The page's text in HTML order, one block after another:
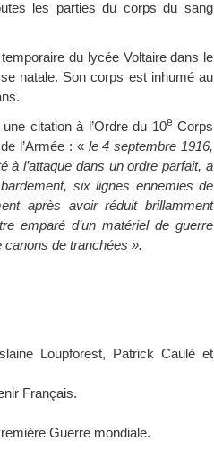
les parties du corps du sang
du lycée Voltaire dans le
natale. Son corps est inhumé au
citation à l’Ordre du 10e Corps
l’Armée : « le 4 septembre 1916,
à l’attaque dans un ordre parfait, a
six lignes ennemies de
après avoir réduit brillamment
emparé d’un matériel de guerre
canons de tranchées ».
Loupforest, Patrick Caulé et
Français.
Guerre mondiale.